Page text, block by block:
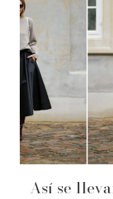
Así se